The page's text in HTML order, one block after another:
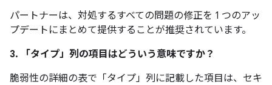
パートナーは、対処するすべての問題の修正を 1 つのアッ
プデートにまとめて提供することが推奨されています。
3. 「タイプ」 列の項目はどういう意味ですか？
脆弱性の詳細の表で「タイプ」 列に記載した項目は、セキ